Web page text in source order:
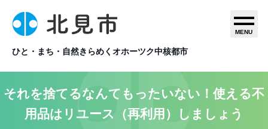
ひと・まち・自然きらめくオホーツク中核都市
MENU
それを捨てるなんてもったいない！使える不
用品はリユース（再利用）しましょう